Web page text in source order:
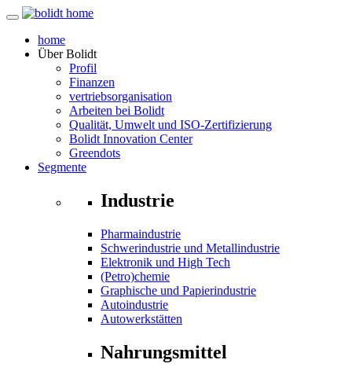
home
ÜberBolidt
Profil
Finanzen
vertriebsorganisation
Arbeiten bei Bolidt
Qualität, Umwelt und ISO-Zertifizierung
Bolidt Innovation Center
Greendots
Segmente
Industrie
Pharmaindustrie
Schwerindustrie und Metallindustrie
Elektronik und High Tech
(Petro)chemie
Graphische und Papierindustrie
Autoindustrie
Autowerkstätten
Nahrungsmittel